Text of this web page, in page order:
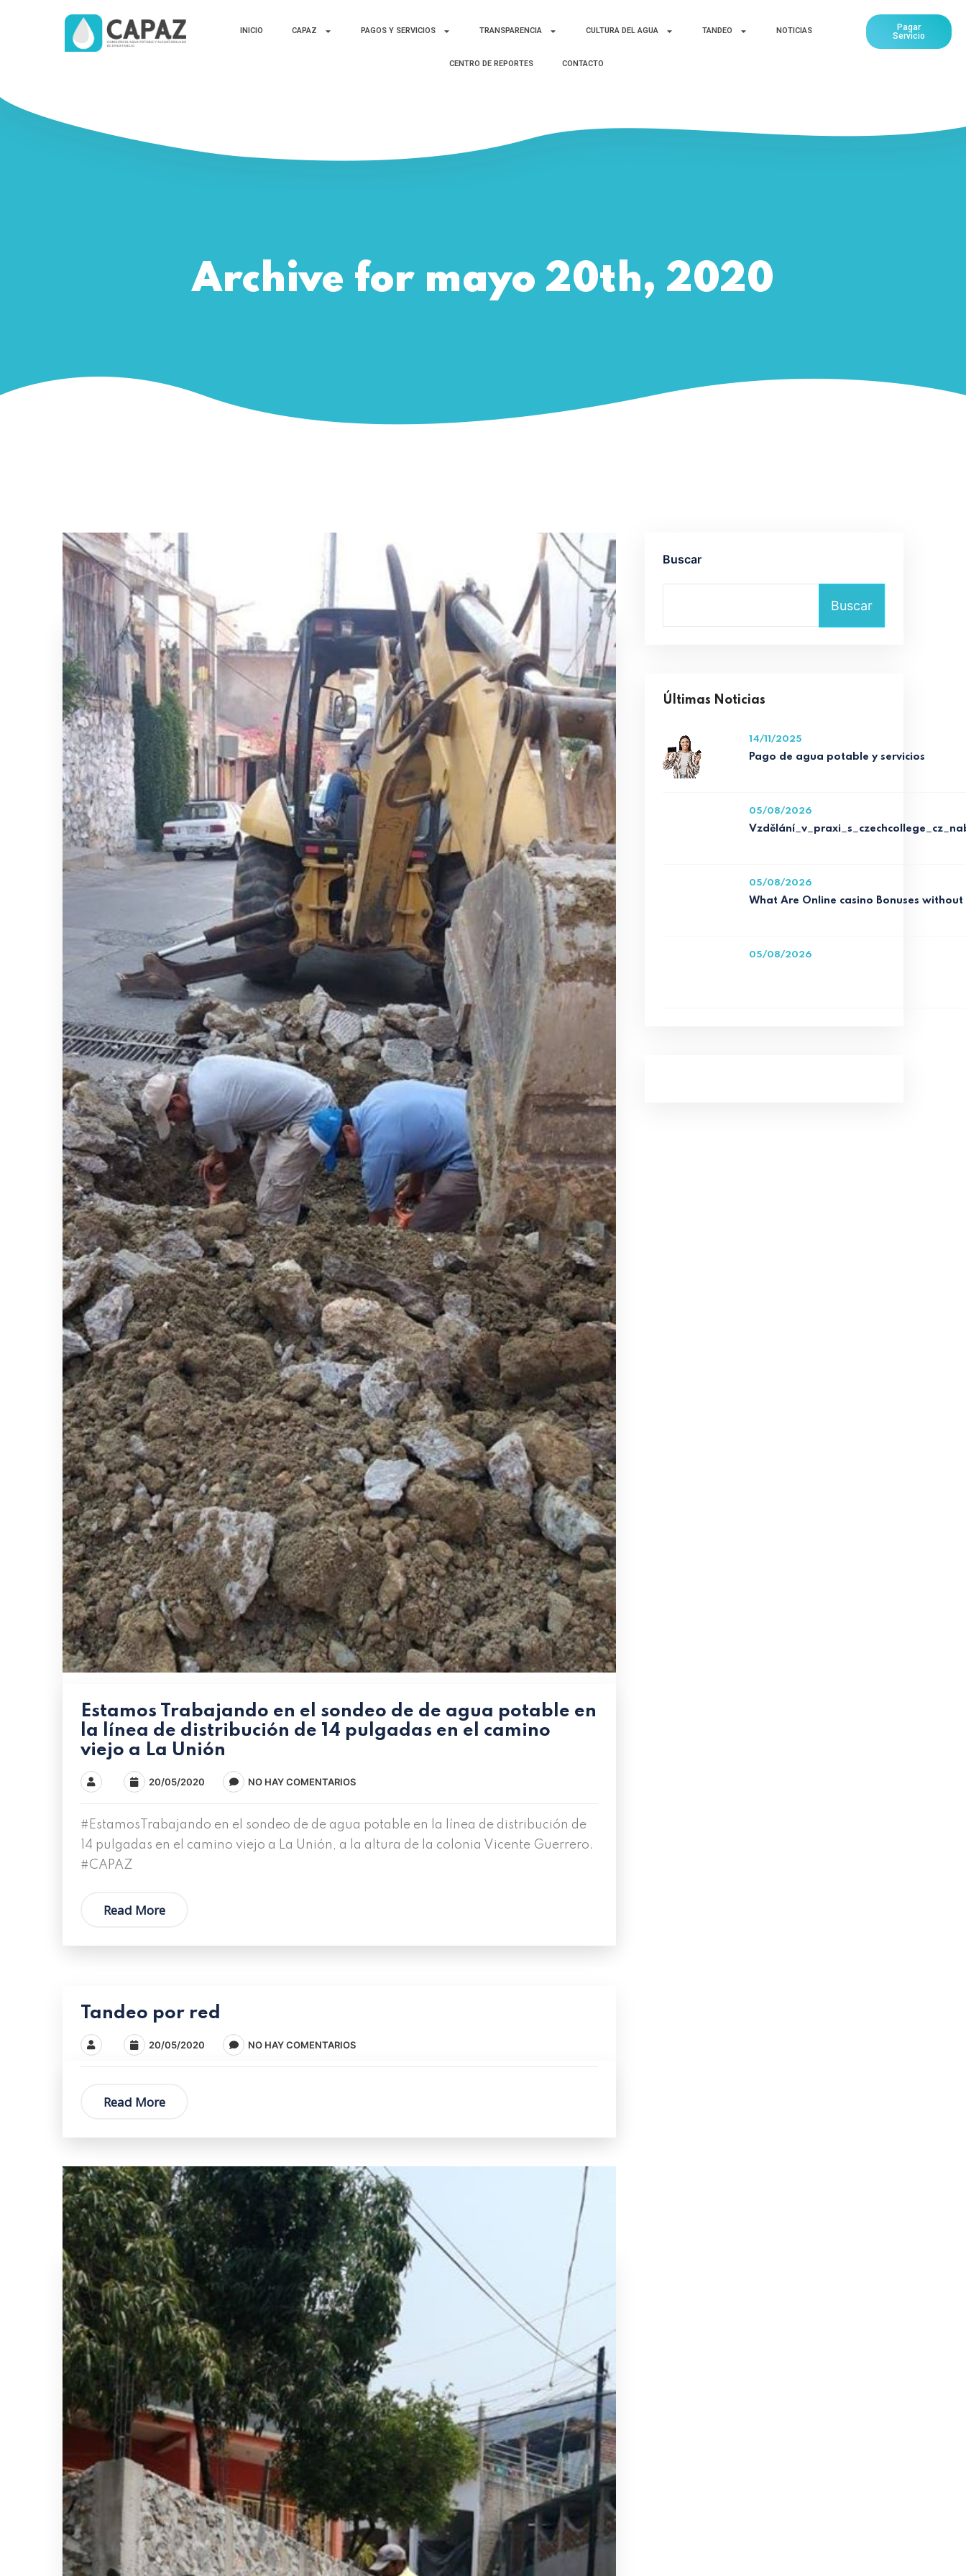
INICIO CAPAZ PAGOS Y SERVICIOS TRANSPARENCIA CULTURA DEL AGUA TANDEO NOTICIAS
CENTRO DE REPORTES CONTACTO
Pagar
Servicio
Archive for mayo 20th, 2020
Estamos Trabajando en el sondeo de de agua potable en
la línea de distribución de 14 pulgadas en el camino
viejo a La Unión
20/05/2020 NO HAY COMENTARIOS
#EstamosTrabajando en el sondeo de de agua potable en la línea de distribución de
14 pulgadas en el camino viejo a La Unión, a la altura de la colonia Vicente Guerrero.
#CAPAZ
Read More
Tandeo por red
20/05/2020 NO HAY COMENTARIOS
Read More
Buscar
Buscar
Últimas Noticias
14/11/2025
Pago de agua potable y servicios
05/08/2026
05/08/2026
What Are Online casino Bonuses
05/08/2026